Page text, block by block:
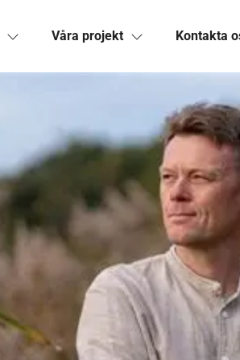
Våra projekt Kontakta